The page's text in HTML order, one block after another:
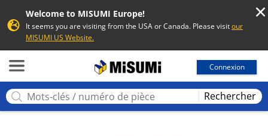
Welcome to MISUMI Europe!
It seems you are visiting from the USA or Canada. Please visitour
MISUMI US Website.
Connexion
Rechercher